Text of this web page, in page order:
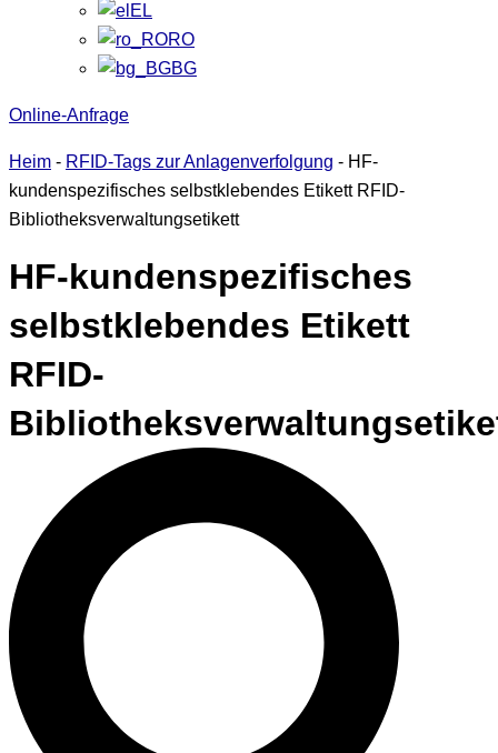
EL
RO
BG
Online-Anfrage
Heim - RFID-Tags zur Anlagenverfolgung - HF-
kundenspezifisches selbstklebendes Etikett RFID-
Bibliotheksverwaltungsetikett
HF-kundenspezifisches
selbstklebendes Etikett
RFID-